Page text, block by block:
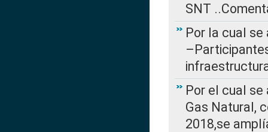
SNT
Por la cual se
Por el cual
Gas Natural,
2018,se